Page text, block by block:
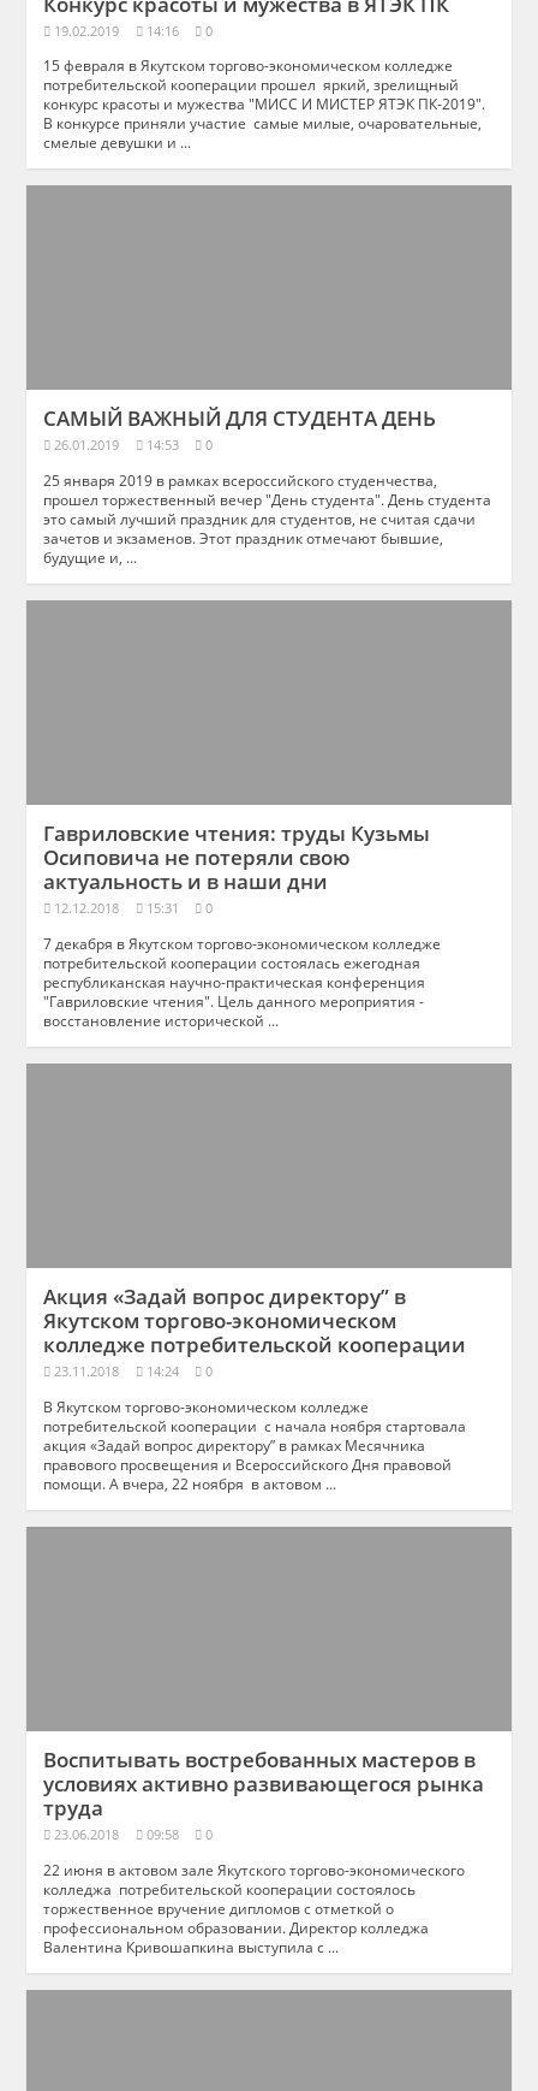
19.02.2019 14:16 0
15 февраля в Якутском торгово-экономическом колледже
потребительской кооперации прошел яркий, зрелищный
конкурс красоты и мужества "МИСС И МИСТЕР ЯТЭК ПК-2019".
В конкурсе приняли участие самые милые, очаровательные,
смелые девушки и ...
САМЫЙ ВАЖНЫЙ ДЛЯ СТУДЕНТА ДЕНЬ
26.01.2019 14:53 0
25 января 2019 в рамках всероссийского студенчества,
прошел торжественный вечер "День студента". День студента
это самый лучший праздник для студентов, не считая сдачи
зачетов и экзаменов. Этот праздник отмечают бывшие,
будущие и, ...
Гавриловские чтения: труды Кузьмы
Осиповича не потеряли свою
актуальность и в наши дни
12.12.2018 15:31 0
7 декабря в Якутском торгово-экономическом колледже
потребительской кооперации состоялась ежегодная
республиканская научно-практическая конференция
"Гавриловские чтения". Цель данного мероприятия -
восстановление исторической ...
Акция «Задай вопрос директору” в
Якутском торгово-экономическом
колледже потребительской кооперации
23.11.2018 14:24 0
В Якутском торгово-экономическом колледже
потребительской кооперации с начала ноября стартовала
акция «Задай вопрос директору” в рамках Месячника
правового просвещения и Всероссийского Дня правовой
помощи. А вчера, 22 ноября в актовом ...
Воспитывать востребованных мастеров в
условиях активно развивающегося рынка
труда
23.06.2018 09:58 0
22 июня в актовом зале Якутского торгово-экономического
колледжа потребительской кооперации состоялось
торжественное вручение дипломов с отметкой о
профессиональном образовании. Директор колледжа
Валентина Кривошапкина выступила с ...